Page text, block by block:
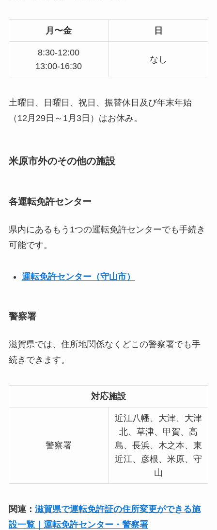
月〜金 日
8:30-12:00
13:00-16:30
なし
土曜日、日曜日、祝日、振替休日及び年末年始
（12月29日～1月3日）はお休み。
米原市外のその他の施設
各運転免許センター
県内にあるもう1つの運転免許センターでも手続き
可能です。
運転免許センター（守山市）
警察署
滋賀県では、住所地関係なくどこの警察署でも手
続きできます。
対応施設
警察署
近江八幡、大津、大津
北、草津、甲賀、高
島、長浜、木之本、東
近江、彦根、米原、守
山
関連： 滋賀県で運転免許証の住所変更ができる施
設一覧｜運転免許センター・警察署